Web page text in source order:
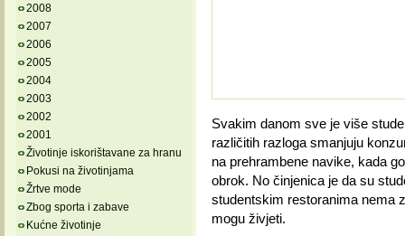
2008
2007
2006
2005
2004
2003
2002
2001
Životinje iskorištavane za hranu
Pokusi na životinjama
Žrtve mode
Zbog sporta i zabave
Kućne životinje
Svakim danom sve je više
različitih razloga smanjuju
na prehrambene navike, kada
obrok. No činjenica je da su
studentskim restoranima nema
mogu živjeti.